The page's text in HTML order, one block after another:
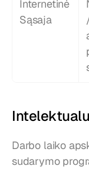
Internetinė
Sąsaja
Darbo laiko
sudarymo